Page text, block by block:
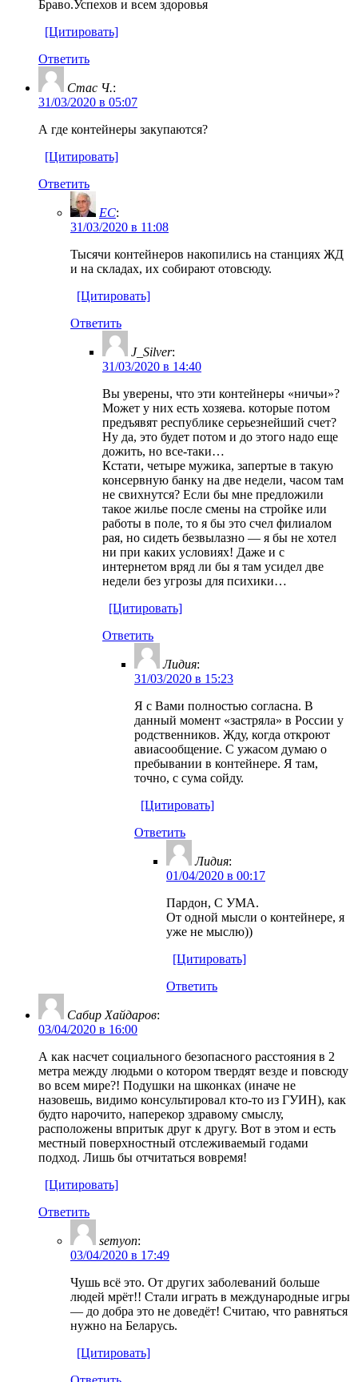
Браво.Успехов и всем здоровья
[Цитировать]
Ответить
Стас Ч.:
31/03/2020 в 05:07
А где контейнеры закупаются?
[Цитировать]
Ответить
EC:
31/03/2020 в 11:08
Тысячи контейнеров накопились на станциях ЖД
и на складах, их собирают отовсюду.
[Цитировать]
Ответить
J_Silver:
31/03/2020 в 14:40
Вы уверены, что эти контейнеры «ничьи»?
Может у них есть хозяева. которые потом
предъявят республике серьезнейший счет?
Ну да, это будет потом и до этого надо еще
дожить, но все-таки…
Кстати, четыре мужика, запертые в такую
консервную банку на две недели, часом там
не свихнутся? Если бы мне предложили
такое жилье после смены на стройке или
работы в поле, то я бы это счел филиалом
рая, но сидеть безвылазно — я бы не хотел
ни при каких условиях! Даже и с
интернетом вряд ли бы я там усидел две
недели без угрозы для психики…
[Цитировать]
Ответить
Лидия:
31/03/2020 в 15:23
Я с Вами полностью согласна. В
данный момент «застряла» в России у
родственников. Жду, когда откроют
авиасообщение. С ужасом думаю о
пребывании в контейнере. Я там,
точно, с сума сойду.
[Цитировать]
Ответить
Лидия:
01/04/2020 в 00:17
Пардон, С УМА.
От одной мысли о контейнере, я
уже не мыслю))
[Цитировать]
Ответить
Сабир Хайдаров:
03/04/2020 в 16:00
А как насчет социального безопасного расстояния в 2
метра между людьми о котором твердят везде и повсюду
во всем мире?! Подушки на шконках (иначе не
назовешь, видимо консультировал кто-то из ГУИН), как
будто нарочито, наперекор здравому смыслу,
расположены впритык друг к другу. Вот в этом и есть
местный поверхностный отслеживаемый годами
подход. Лишь бы отчитаться вовремя!
[Цитировать]
Ответить
semyon:
03/04/2020 в 17:49
Чушь всё это. От других заболеваний больше
людей мрёт!! Стали играть в международные игры
— до добра это не доведёт! Считаю, что равняться
нужно на Беларусь.
[Цитировать]